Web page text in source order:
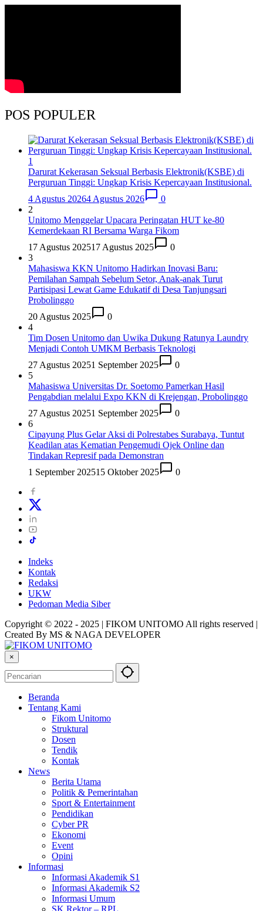
POS POPULER
1
Darurat Kekerasan Seksual Berbasis Elektronik(KSBE) di
Perguruan Tinggi: Ungkap Krisis Kepercayaan Institusional.
4 Agustus 20264 Agustus 2026
0
2
Unitomo Menggelar Upacara Peringatan HUT ke-80
Kemerdekaan RI Bersama Warga Fikom
17 Agustus 202517 Agustus 2025
0
3
Mahasiswa KKN Unitomo Hadirkan Inovasi Baru:
Pemilahan Sampah Sebelum Setor, Anak-anak Turut
Partisipasi Lewat Game Edukatif di Desa Tanjungsari
Probolinggo
20 Agustus 2025
0
4
Tim Dosen Unitomo dan Uwika Dukung Ratunya Laundry
Menjadi Contoh UMKM Berbasis Teknologi
27 Agustus 20251 September 2025
0
5
Mahasiswa Universitas Dr. Soetomo Pamerkan Hasil
Pengabdian melalui Expo KKN di Krejengan, Probolinggo
27 Agustus 20251 September 2025
0
6
Cipayung Plus Gelar Aksi di Polrestabes Surabaya, Tuntut
Keadilan atas Kematian Pengemudi Ojek Online dan
Tindakan Represif pada Demonstran
1 September 202515 Oktober 2025 0
Indeks
Kontak
Redaksi
UKW
Pedoman Media Siber
Copyright © 2022 - 2025 | FIKOM UNITOMO All rights reserved |
Created By MS & NAGA DEVELOPER
×
Beranda
Tentang Kami
Fikom Unitomo
Struktural
Dosen
Tendik
Kontak
News
Berita Utama
Politik & Pemerintahan
Sport & Entertainment
Pendidikan
Cyber PR
Ekonomi
Event
Opini
Informasi
Informasi Akademik S1
Informasi Akademik S2
Informasi Umum
SK Rektor – RPL